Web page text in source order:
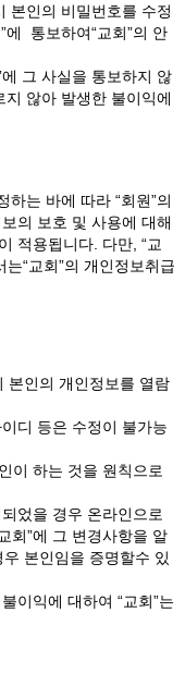
본인의 비밀번호를 수정
통보하여“교회”의 안
그 사실을 통보하지 않
않아 발생한 불이익에
하는 바에 따라 “회원”의
의 보호 및 사용에 대해
적용됩니다. 다만, “교
“교회”의 개인정보취급
본인의 개인정보를 열람
디 등은 수정이 불가능
이 하는 것을 원칙으로
었을 경우 온라인으로
회”에 그 변경사항을 알
본인임을 증명할수 있
이익에 대하여 “교회”는